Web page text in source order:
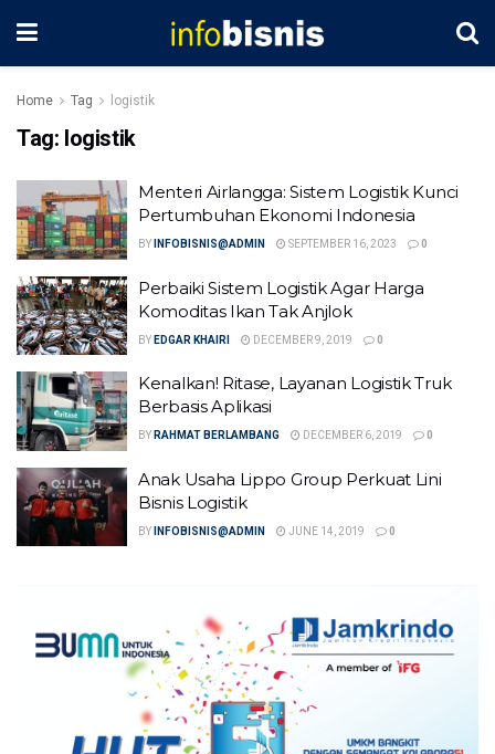
Home Tag logistik
Tag: logistik
Menteri Airlangga: Sistem Logistik Kunci
Pertumbuhan Ekonomi Indonesia
BY INFOBISNIS@ADMIN SEPTEMBER 16, 2023 0
Perbaiki Sistem Logistik Agar Harga
Komoditas Ikan Tak Anjlok
BY EDGAR KHAIRI DECEMBER 9, 2019 0
Kenalkan! Ritase, Layanan Logistik Truk
Berbasis Aplikasi
BY RAHMAT BERLAMBANG DECEMBER 6, 2019 0
Anak Usaha Lippo Group Perkuat Lini
Bisnis Logistik
BY INFOBISNIS@ADMIN JUNE 14, 2019 0